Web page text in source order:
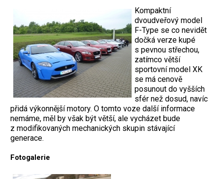
Kompaktní
dvoudveřový model
F-Type se co nevidět
dočká verze kupé
s pevnou střechou,
zatímco větší
sportovní model XK
se má cenově
posunout do vyšších
sfér než dosud, navíc
přidá výkonnější motory. O tomto voze další informace
nemáme, měl by však být větší, ale vycházet bude
z modifikovaných mechanických skupin stávající
generace.
Fotogalerie